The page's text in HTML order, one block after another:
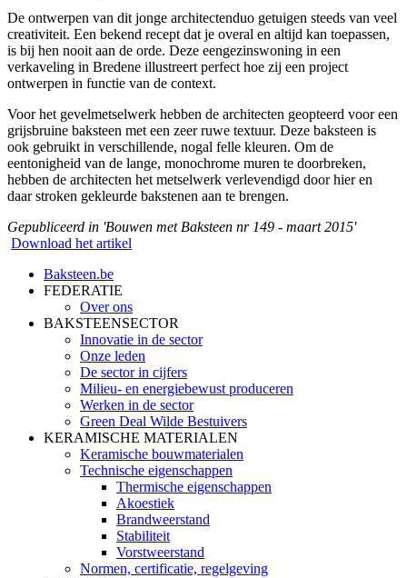
De ontwerpen van dit jonge architectenduo getuigen steeds van veel
creativiteit. Een bekend recept dat je overal en altijd kan toepassen,
is bij hen nooit aan de orde. Deze eengezinswoning in een
verkaveling in Bredene illustreert perfect hoe zij een project
ontwerpen in functie van de context.
Voor het gevelmetselwerk hebben de architecten geopteerd voor een
grijsbruine baksteen met een zeer ruwe textuur. Deze baksteen is
ook gebruikt in verschillende, nogal felle kleuren. Om de
eentonigheid van de lange, monochrome muren te doorbreken,
hebben de architecten het metselwerk verlevendigd door hier en
daar stroken gekleurde bakstenen aan te brengen.
Gepubliceerd in 'Bouwen met Baksteen nr 149 - maart 2015'
Download het artikel
Baksteen.be
FEDERATIE
Over ons
BAKSTEENSECTOR
Innovatie in de sector
Onze leden
De sector in cijfers
Milieu- en energiebewust produceren
Werken in de sector
Green Deal Wilde Bestuivers
KERAMISCHE MATERIALEN
Keramische bouwmaterialen
Technische eigenschappen
Thermische eigenschappen
Akoestiek
Brandweerstand
Stabiliteit
Vorstweerstand
Normen, certificatie, regelgeving